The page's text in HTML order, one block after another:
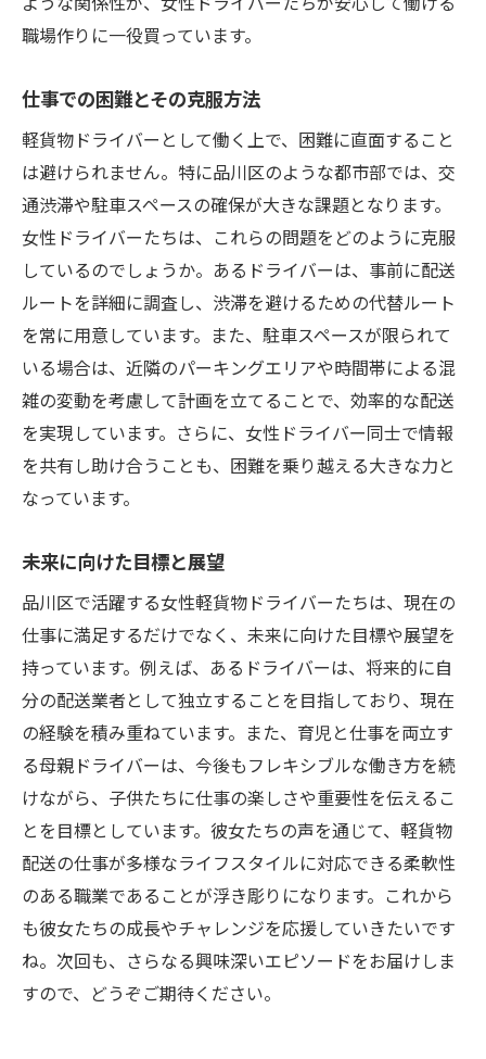
仕事のストレスとその解消法
女性に支持される品川区の軽貨物配送の仕事と
は
仕事の柔軟性とその意義
女性ドライバーの具体的なサポート
軽貨物配送の仕事の将来性
働く女性の声を反映した職場
品川区特有の魅力
女性にとっての安全な職場環境
職場作りに一役買っています。
仕事での困難とその克服方法
軽貨物ドライバーとして働く上で、困難に直面すること
は避けられません。特に品川区のような都市部では、交
通渋滞や駐車スペースの確保が大きな課題となります。
女性ドライバーたちは、これらの問題をどのように克服
しているのでしょうか。あるドライバーは、事前に配送
ルートを詳細に調査し、渋滞を避けるための代替ルート
を常に用意しています。また、駐車スペースが限られて
いる場合は、近隣のパーキングエリアや時間帯による混
雑の変動を考慮して計画を立てることで、効率的な配送
を実現しています。さらに、女性ドライバー同士で情報
を共有し助け合うことも、困難を乗り越える大きな力と
なっています。
未来に向けた目標と展望
品川区で活躍する女性軽貨物ドライバーたちは、現在の
仕事に満足するだけでなく、未来に向けた目標や展望を
持っています。例えば、あるドライバーは、将来的に自
分の配送業者として独立することを目指しており、現在
の経験を積み重ねています。また、育児と仕事を両立す
る母親ドライバーは、今後もフレキシブルな働き方を続
けながら、子供たちに仕事の楽しさや重要性を伝えるこ
とを目標としています。彼女たちの声を通じて、軽貨物
配送の仕事が多様なライフスタイルに対応できる柔軟性
のある職業であることが浮き彫りになります。これから
も彼女たちの成長やチャレンジを応援していきたいです
ね。次回も、さらなる興味深いエピソードをお届けしま
すので、どうぞご期待ください。